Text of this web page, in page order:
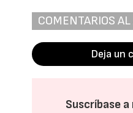
COMENTARIOS
Deja un
Suscríbase